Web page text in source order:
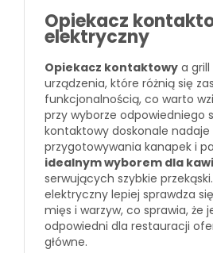
Opiekacz
elektryczny
Opiekacz kontaktowy a
urządzenia, które różnią się
funkcjonalnością, co warto
przy wyborze odpowiedniego
kontaktowy doskonale nadaje
przygotowywania kanapek i
idealnym wyborem dla
serwujących szybkie
elektryczny lepiej sprawdza
mięs i warzyw, co sprawia, że
odpowiedni dla restauracji
główne.